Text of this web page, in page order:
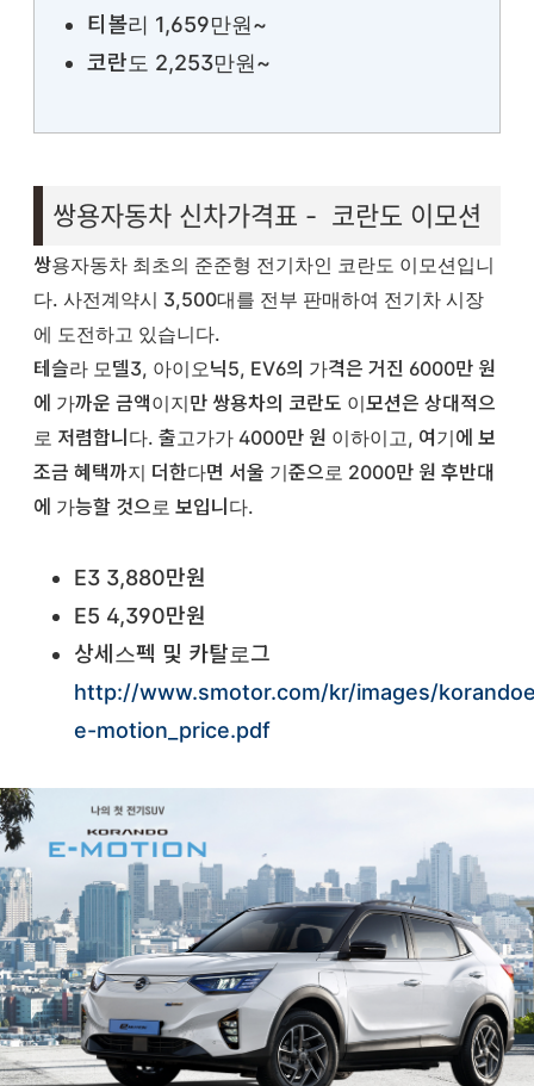
티볼리 1,659만원~
코란도 2,253만원~
쌍용자동차 신차가격표 - 코란도 이모션
쌍용자동차 최초의 준준형 전기차인 코란도 이모션입니
다. 사전계약시 3,500대를 전부 판매하여 전기차 시장
에 도전하고 있습니다.
테슬라 모델3, 아이오닉5, EV6의 가격은 거진 6000만 원
에 가까운 금액이지만 쌍용차의 코란도 이모션은 상대적으
로 저렴합니다. 출고가가 4000만 원 이하이고, 여기에 보
조금 혜택까지 더한다면 서울 기준으로 2000만 원 후반대
에 가능할 것으로 보입니다.
E3 3,880만원
E5 4,390만원
상세스펙 및 카탈로그
http://www.smotor.com/kr/images/
e-motion_price.pdf